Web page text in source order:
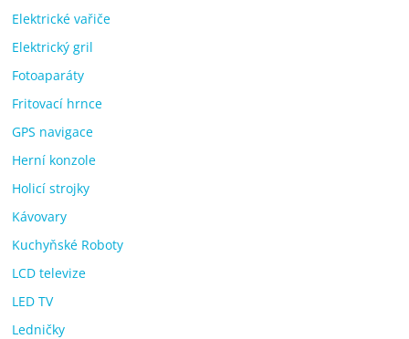
Elektrické vařiče
Elektrický gril
Fotoaparáty
Fritovací hrnce
GPS navigace
Herní konzole
Holicí strojky
Kávovary
Kuchyňské Roboty
LCD televize
LED TV
Ledničky